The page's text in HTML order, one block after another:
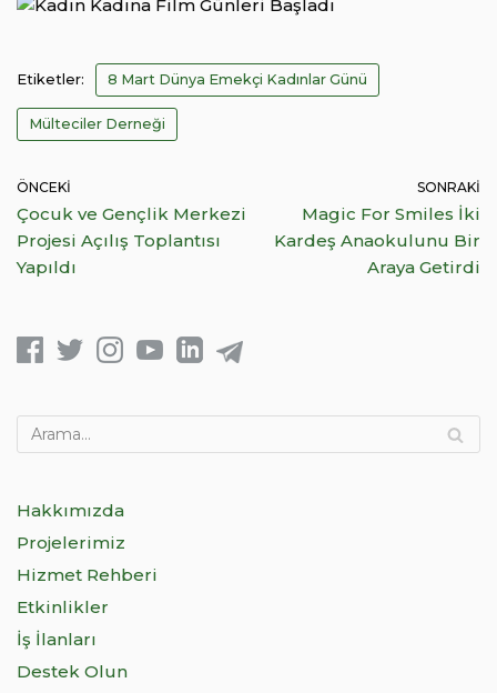
Etiketler: 8 Mart Dünya Emekçi Kadınlar Günü
Mülteciler Derneği
ÖNCEKI
Çocuk ve Gençlik Merkezi
Projesi Açılış Toplantısı
Yapıldı
SONRAKI
Magic For Smiles İki
Kardeş Anaokulunu Bir
Araya Getirdi
Hakkımızda
Projelerimiz
Hizmet Rehberi
Etkinlikler
İş İlanları
Destek Olun